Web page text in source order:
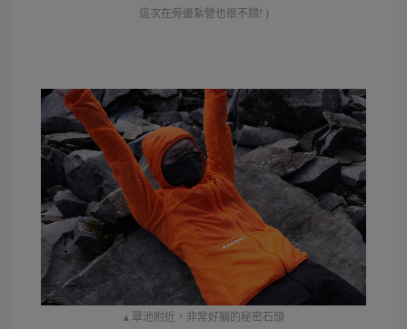
這次在旁邊紮營也很不錯! )
▴ 翠池附近，非常好躺的秘密石頭